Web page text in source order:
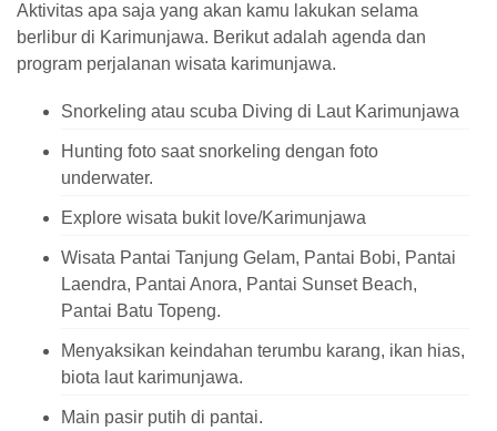
Aktivitas apa saja yang akan kamu lakukan selama
berlibur di Karimunjawa. Berikut adalah agenda dan
program perjalanan wisata karimunjawa.
Snorkeling atau scuba Diving di Laut Karimunjawa
Hunting foto saat snorkeling dengan foto
underwater.
Explore wisata bukit love/Karimunjawa
Wisata Pantai Tanjung Gelam, Pantai Bobi, Pantai
Laendra, Pantai Anora, Pantai Sunset Beach,
Pantai Batu Topeng.
Menyaksikan keindahan terumbu karang, ikan hias,
biota laut karimunjawa.
Main pasir putih di pantai.